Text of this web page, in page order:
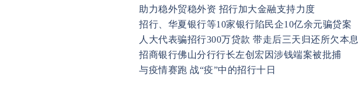
助力稳外贸稳外资 招行加大金融支持力度
招行、华夏银行等10家银行陷民企10亿余元骗贷案
人大代表骗招行300万贷款 带走后三天归还所欠本息
招商银行佛山分行行长左创宏因涉钱端案被批捕
与疫情赛跑 战“疫”中的招行十日